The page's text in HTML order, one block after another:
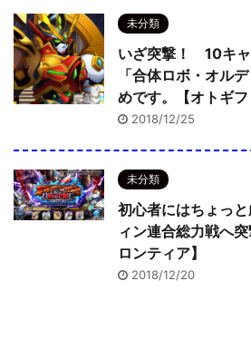
未分類
いざ突撃！ 10キャ
「合体ロボ・オル
めです。【オトギフ
2018/12/25
未分類
初心者にはちょっ
ィン連合総力戦へ
ロンティア】
2018/12/20